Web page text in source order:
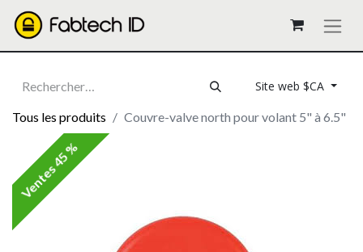
Site web $CA
Tous les produits
Couvre-valve north pour volant 5" à 6.5"
Ventes 45 %